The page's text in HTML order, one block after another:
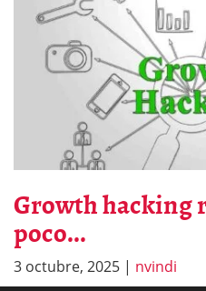
Growth hacking
poco...
3 octubre, 2025 | nvindi